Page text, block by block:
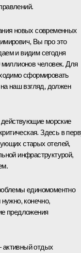
новых современных
Вы про это
и видим сегодня
миллионов человек. Для
сформировать
наш взгляд, должен
действующие морские
Здесь в
старых отелей,
инфраструктурой,
единомоментно
конечно,
предложения
отдых